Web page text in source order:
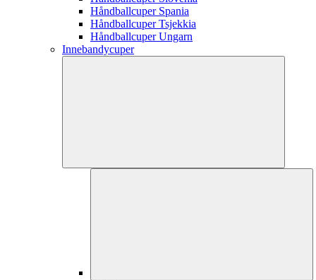
Håndballcuper Spania
Håndballcuper Tsjekkia
Håndballcuper Ungarn
Innebandycuper